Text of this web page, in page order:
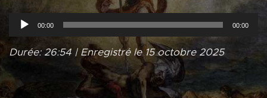
Lecteur
audio
00:00 00:00
Durée: 26:54 | Enregistré le 15 octobre 2025